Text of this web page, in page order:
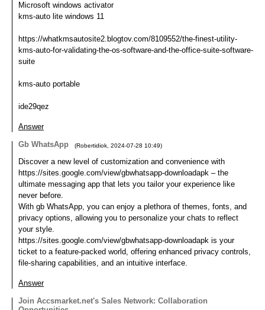
Microsoft windows activator
kms-auto lite windows 11
https://whatkmsautosite2.blogtov.com/8109552/the-finest-utility-
kms-auto-for-validating-the-os-software-and-the-office-suite-software-
suite
kms-auto portable
ide29qez
Answer
Gb WhatsApp
(Robertidiok 2024-07-28 10:49)
Discover a new level of customization and convenience with
https://sites.google.com/view/gbwhatsapp-downloadapk – the
ultimate messaging app that lets you tailor your experience like
never before.
With gb WhatsApp, you can enjoy a plethora of themes, fonts, and
privacy options, allowing you to personalize your chats to reflect
your style.
https://sites.google.com/view/gbwhatsapp-downloadapk is your
ticket to a feature-packed world, offering enhanced privacy controls,
file-sharing capabilities, and an intuitive interface.
Answer
Join Accsmarket.net's Sales Network: Collaboration